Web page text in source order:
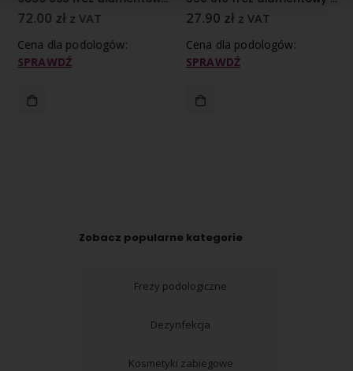
72.00 zł z VAT
Cena dla podologów:
SPRAWDŹ
27.90 zł z VAT
Cena dla podologów:
SPRAWDŹ
Zobacz popularne kategorie
Frezy podologiczne
Dezynfekcja
Kosmetyki zabiegowe